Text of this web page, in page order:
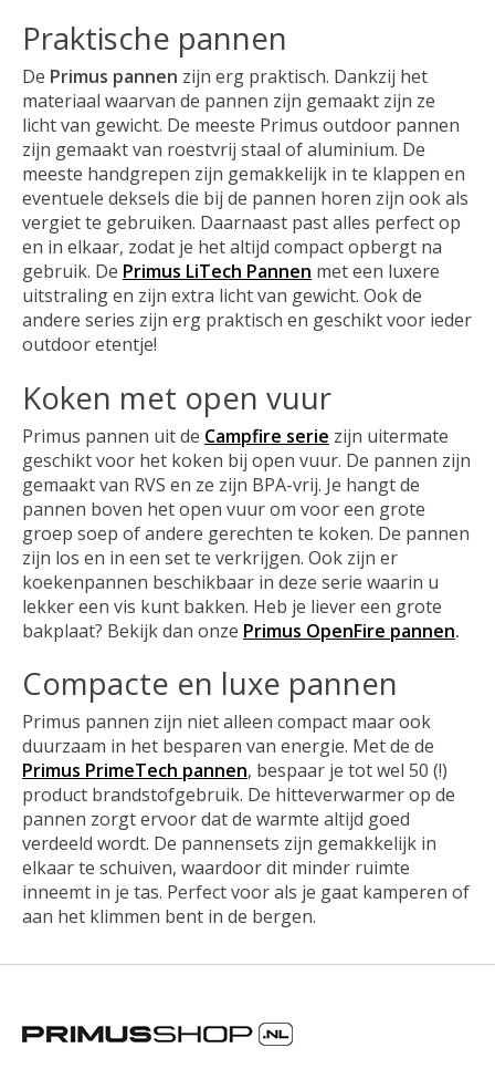
Praktische pannen
De Primus pannen zijn erg praktisch. Dankzij het
materiaal waarvan de pannen zijn gemaakt zijn ze
licht van gewicht. De meeste Primus outdoor pannen
zijn gemaakt van roestvrij staal of aluminium. De
meeste handgrepen zijn gemakkelijk in te klappen en
eventuele deksels die bij de pannen horen zijn ook als
vergiet te gebruiken. Daarnaast past alles perfect op
en in elkaar, zodat je het altijd compact opbergt na
gebruik. De Primus LiTech Pannen met een luxere
uitstraling en zijn extra licht van gewicht. Ook de
andere series zijn erg praktisch en geschikt voor ieder
outdoor etentje!
Koken met open vuur
Primus pannen uit de Campfire serie zijn uitermate
geschikt voor het koken bij open vuur. De pannen zijn
gemaakt van RVS en ze zijn BPA-vrij. Je hangt de
pannen boven het open vuur om voor een grote
groep soep of andere gerechten te koken. De pannen
zijn los en in een set te verkrijgen. Ook zijn er
koekenpannen beschikbaar in deze serie waarin u
lekker een vis kunt bakken. Heb je liever een grote
bakplaat? Bekijk dan onze Primus OpenFire pannen.
Compacte en luxe pannen
Primus pannen zijn niet alleen compact maar ook
duurzaam in het besparen van energie. Met de de
Primus PrimeTech pannen, bespaar je tot wel 50 (!)
product brandstofgebruik. De hitteverwarmer op de
pannen zorgt ervoor dat de warmte altijd goed
verdeeld wordt. De pannensets zijn gemakkelijk in
elkaar te schuiven, waardoor dit minder ruimte
inneemt in je tas. Perfect voor als je gaat kamperen of
aan het klimmen bent in de bergen.